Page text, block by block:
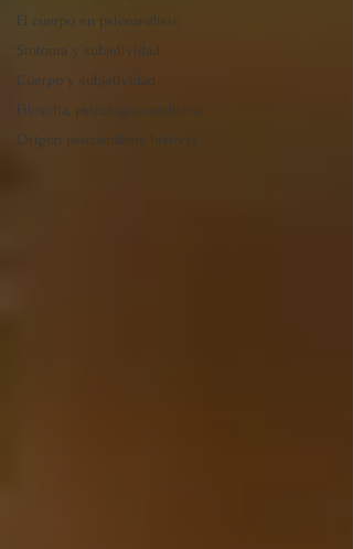
El cuerpo en psicoanálisis
Síntoma y subjetividad
Cuerpo y subjetividad
Filosofia, psicología, medicina
Origen psicoanálisis historia